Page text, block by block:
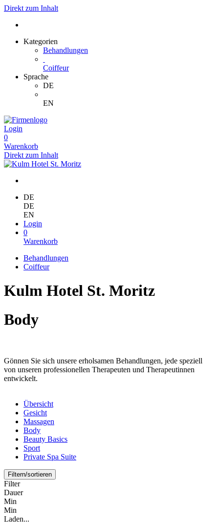
Direkt zum Inhalt
Kategorien
Behandlungen
Coiffeur
Sprache
DE
EN
Login
0
Warenkorb
Direkt zum Inhalt
DE
DE
EN
Login
0
Warenkorb
Behandlungen
Coiffeur
Kulm Hotel St. Moritz
Body
Gönnen Sie sich unsere erholsamen Behandlungen, jede speziell
von unseren professionellen Therapeuten und Therapeutinnen
entwickelt.
Übersicht
Gesicht
Massagen
Body
Beauty Basics
Sport
Private Spa Suite
Filtern/sortieren
Filter
Dauer
Min
Min
Laden...